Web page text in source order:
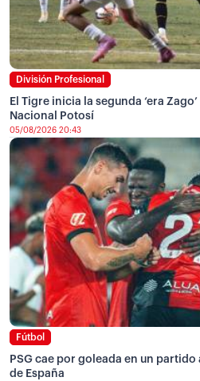
División Profesional
El Tigre inicia la segunda ‘era
Nacional Potosí
05/08/2026 20:43
Fútbol
PSG cae por goleada en un
de España